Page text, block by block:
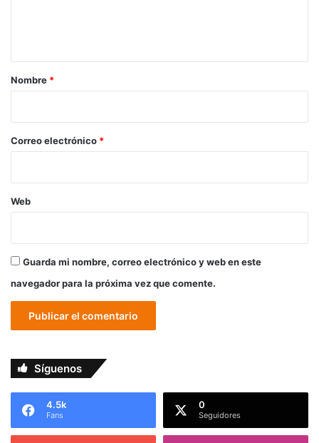
r
*
Nombre *
Correo electrónico *
Web
Guarda mi nombre, correo electrónico y web en este
navegador para la próxima vez que comente.
Síguenos
4.5k
Fans
0
Seguidores